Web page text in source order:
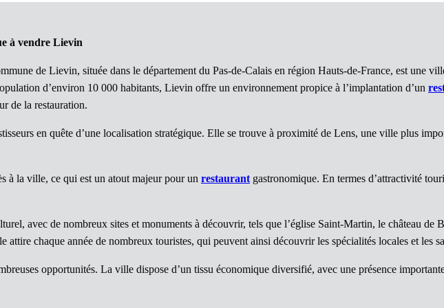
à vendre Lievin
de Lievin, située dans le département du Pas-de-Calais en région Hauts-de-France, est une
d’environ 10 000 habitants, Lievin offre un environnement propice à l’implantation d’un
de la restauration.
en quête d’une localisation stratégique. Elle se trouve à proximité de Lens, une ville plus
à la ville, ce qui est un atout majeur pour un restaurant gastronomique. En termes d’attractivité
avec de nombreux sites et monuments à découvrir, tels que l’église Saint-Martin, le château de
attire chaque année de nombreux touristes, qui peuvent ainsi découvrir les spécialités locales et les
opportunités. La ville dispose d’un tissu économique diversifié, avec une présence